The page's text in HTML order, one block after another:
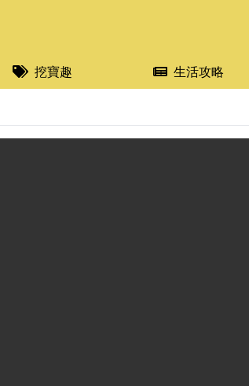
挖寶趣 生活攻略